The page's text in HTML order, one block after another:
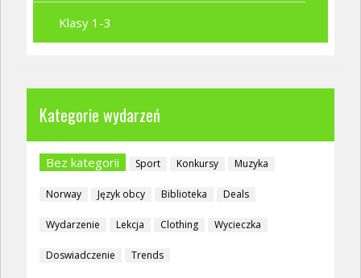
Klasy 1-3
Kategorie wydarzeń
Bez kategorii Sport Konkursy Muzyka
Norway Język obcy Biblioteka Deals
Wydarzenie Lekcja Clothing Wycieczka
Doswiadczenie Trends